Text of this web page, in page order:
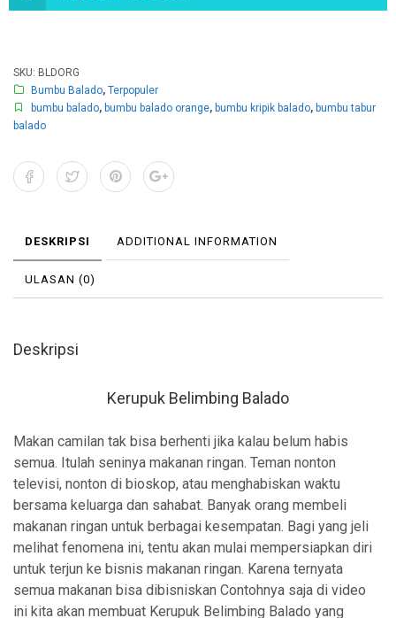
SKU: BLDORG
Bumbu Balado, Terpopuler
bumbu balado, bumbu balado orange, bumbu kripik balado, bumbu tabur
balado
DESKRIPSI ADDITIONAL INFORMATION
ULASAN (0)
Deskripsi
Kerupuk Belimbing Balado
Makan camilan tak bisa berhenti jika kalau belum habis
semua. Itulah seninya makanan ringan. Teman nonton
televisi, nonton di bioskop, atau menghabiskan waktu
bersama keluarga dan sahabat. Banyak orang membeli
makanan ringan untuk berbagai kesempatan. Bagi yang jeli
melihat fenomena ini, tentu akan mulai mempersiapkan diri
untuk terjun ke bisnis makanan ringan. Karena ternyata
semua makanan bisa dibisniskan Contohnya saja di video
ini kita akan membuat Kerupuk Belimbing Balado yang